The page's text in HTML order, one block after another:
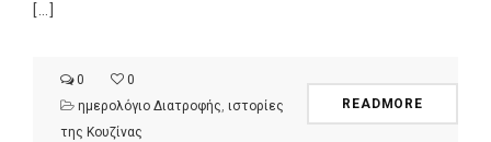
[…]
0
0
ημερολόγιο Διατροφής, ιστορίες
της Κουζίνας
READMORE